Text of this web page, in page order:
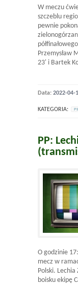
W meczu
szczeblu
pewnie
Przemysław
23' i Bartek
Data: 2022-04-
KATEGORIA:
PP:
O godzinie
mecz w
Polski.
boisku ekipę